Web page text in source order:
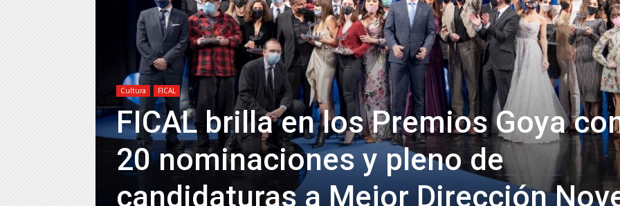
Cultura FICAL
FICAL brilla en los Premios Goya
20 nominaciones y pleno de
candidaturas a Mejor Dirección